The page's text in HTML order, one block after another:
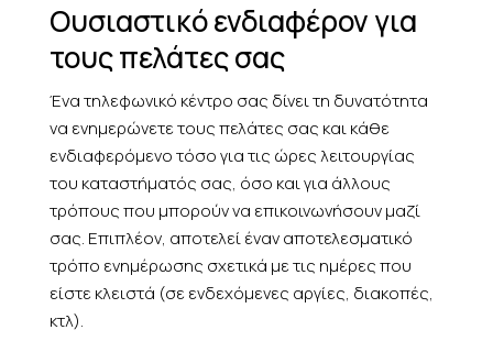
Ουσιαστικό ενδιαφέρον για
τους πελάτες σας
Ένα τηλεφωνικό κέντρο σας δίνει τη δυνατότητα
να ενημερώνετε τους πελάτες σας και κάθε
ενδιαφερόμενο τόσο για τις ώρες λειτουργίας
του καταστήματός σας, όσο και για άλλους
τρόπους που μπορούν να επικοινωνήσουν μαζί
σας. Επιπλέον, αποτελεί έναν αποτελεσματικό
τρόπο ενημέρωσης σχετικά με τις ημέρες που
είστε κλειστά (σε ενδεχόμενες αργίες, διακοπές,
κτλ).